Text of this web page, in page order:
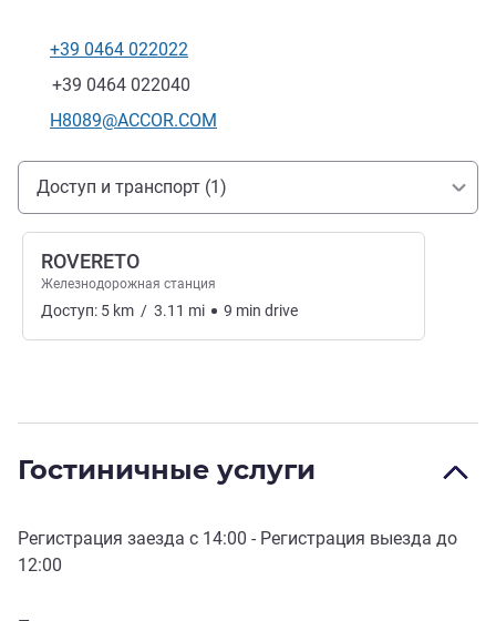
Телефон
+39 0464 022022
Факс
+39 0464 022040
Контактный адрес электронной почты
H8089@ACCOR.COM
Доступ и транспорт
Доступ и транспорт (1)
ROVERETO
Железнодорожная станция
Доступ: 5 km / 3.11 mi 9 min drive
Гостиничные услуги
Регистрация заезда с 14:00 - Регистрация выезда до
12:00